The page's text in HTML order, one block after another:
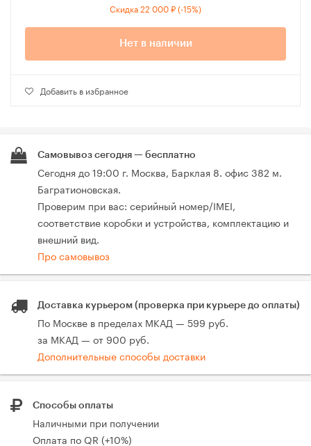
Скидка 22 000 ₽ (-15%)
Нет в наличии
Добавить в избранное
Самовывоз сегодня — бесплатно
Сегодня до 19:00 г. Москва, Барклая 8. офис 382 м.
Багратионовская.
Проверим при вас: серийный номер/IMEI,
соответствие коробки и устройства, комплектацию и
внешний вид.
Про самовывоз
Доставка курьером (проверка при курьере до оплаты)
По Москве в пределах МКАД — 599 руб.
за МКАД — от 900 руб.
Дополнительные способы доставки
Способы оплаты
Наличными при получении
Оплата по QR (+10%)